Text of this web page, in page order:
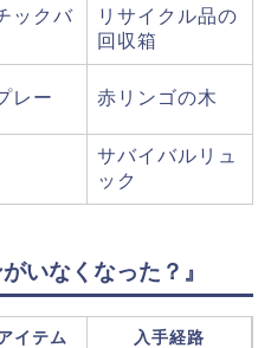
ックバ
リサイクル品の
回収箱
レー 赤リンゴの木
サバイバルリュ
ック
いなくなった？』
イテム 入手経路